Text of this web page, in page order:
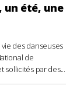
un été, une
des danseuses
de
sollicités par des...